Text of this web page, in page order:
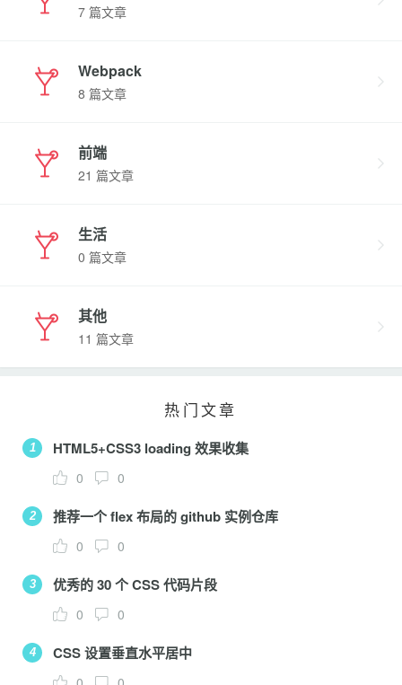
7 篇文章
Webpack
8 篇文章
前端
21 篇文章
生活
0 篇文章
其他
11 篇文章
热门文章
1 HTML5+CSS3 loading 效果收集
0 0
2 推荐一个 flex 布局的 github 实例仓库
0 0
3 优秀的 30 个 CSS 代码片段
0 0
4 CSS 设置垂直水平居中